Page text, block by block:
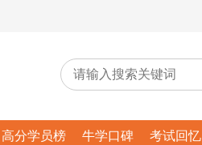
高分学员榜 牛学口碑 考试回忆